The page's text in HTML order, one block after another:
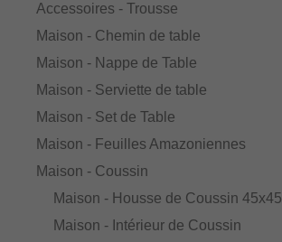
Accessoires - Trousse
Maison - Chemin de table
Maison - Nappe de Table
Maison - Serviette de table
Maison - Set de Table
Maison - Feuilles Amazoniennes
Maison - Coussin
Maison - Housse de Coussin 45x45
Maison - Intérieur de Coussin